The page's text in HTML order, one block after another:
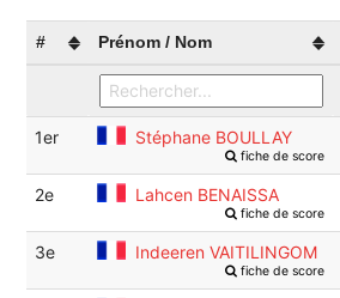
# Prénom / Nom
1er Stéphane BOULLAY
fiche de score
2e Lahcen BENAISSA
fiche de score
3e Indeeren VAITILINGOM
fiche de score